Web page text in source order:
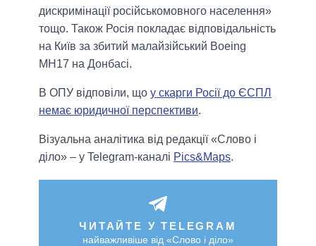
дискримінації російськомовного населення»
тощо. Також Росія покладає відповідальність
на Київ за збитий малайзійський Boeing
MH17 на Донбасі.
В ОПУ відповіли, що у скарги Росії до ЄСПЛ
немає юридичної перспективи.
Візуальна аналітика від редакції «Слово і
діло» – у Telegram-каналі Pics&Maps.
ЧИТАЙТЕ У TELEGRAM
найважливіше від «Слово і діло»